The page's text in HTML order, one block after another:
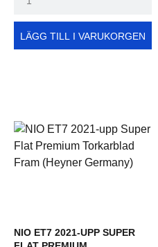
LÄGG TILL I VARUKORGEN
NIO ET7 2021-UPP SUPER